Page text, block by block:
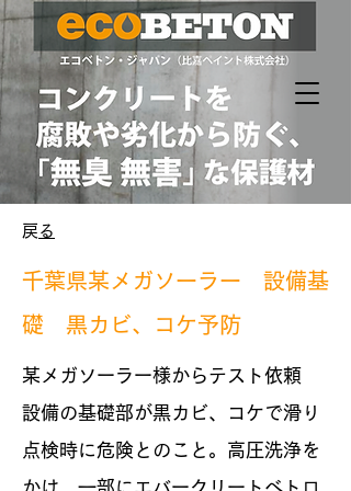
​戻る
千葉県某メガソーラー 設備基
礎 黒カビ、コケ予防
某メガソーラー様からテスト依頼
設備の基礎部が黒カビ、コケで滑り
点検時に危険とのこと。高圧洗浄を
かけ、一部にエバークリートべトロ